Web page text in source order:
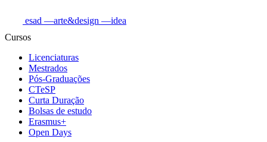
esad —arte&design —idea
Cursos
Licenciaturas
Mestrados
Pós-Graduações
CTeSP
Curta Duração
Bolsas de estudo
Erasmus+
Open Days